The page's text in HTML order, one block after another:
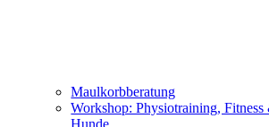
Maulkorbberatung
Workshop: Physiotraining,